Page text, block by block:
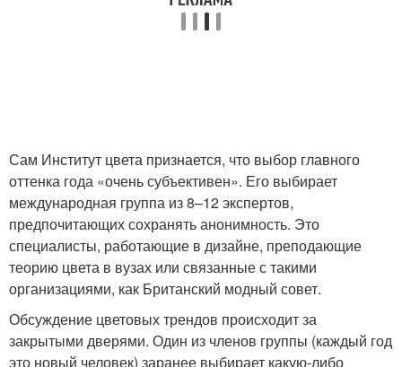
Сам Институт цвета признается, что выбор главного
оттенка года «очень субъективен». Его выбирает
международная группа из 8–12 экспертов,
предпочитающих сохранять анонимность. Это
специалисты, работающие в дизайне, преподающие
теорию цвета в вузах или связанные с такими
организациями, как Британский модный совет.
Обсуждение цветовых трендов происходит за
закрытыми дверями. Один из членов группы (каждый год
это новый человек) заранее выбирает какую-либо